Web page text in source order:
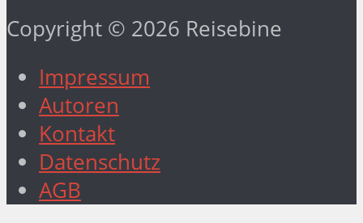
Copyright © 2026 Reisebine
Impressum
Autoren
Kontakt
Datenschutz
AGB